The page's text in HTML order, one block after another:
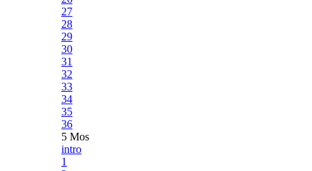
27
28
29
30
31
32
33
34
35
36
5 Mos
intro
1